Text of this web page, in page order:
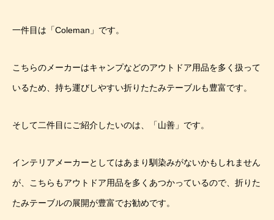
一件目は「Coleman」です。
こちらのメーカーはキャンプなどのアウトドア用品を多く扱って
いるため、持ち運びしやすい折りたたみテーブルも豊富です。
そして二件目にご紹介したいのは、「山善」です。
インテリアメーカーとしてはあまり馴染みがないかもしれません
が、こちらもアウトドア用品を多くあつかっているので、折りた
たみテーブルの展開が豊富でお勧めです。